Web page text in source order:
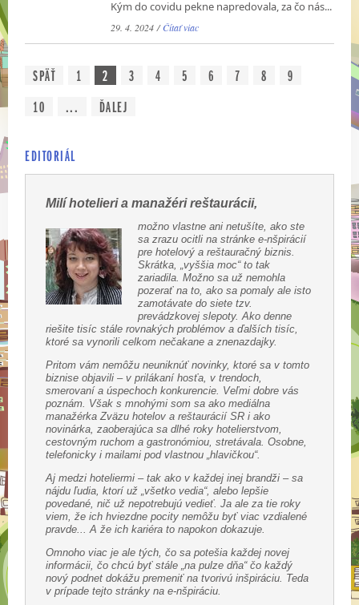
Kým do covidu pekne napredovala, za čo nás...
29. 4. 2024 /Čítať viac
SPÄŤ 1 2 3 4 5 6 7 8
9
10
... ĎALEJ
EDITORIÁL
Milí hotelieri a manažéri reštaurácii,
možno vlastne ani netušíte, ako ste
sa zrazu ocitli na stránke e-nšpirácií
pre hotelový a reštauračný biznis.
Skrátka, „vyššia moc“ to tak
zariadila. Možno sa už nemohla
pozerať na to, ako sa pomaly ale isto
zamotávate do siete tzv.
prevádzkovej slepoty. Ako denne
riešite tisíc stále rovnakých problémov a ďalších tisíc,
ktoré sa vynorili celkom nečakane a znenazdajky.
Pritom vám nemôžu neuniknúť novinky, ktoré sa v tomto
biznise objavili – v prilákaní hosťa, v trendoch,
smerovaní a úspechoch konkurencie. Veľmi dobre vás
poznám. Však s mnohými som sa ako mediálna
manažérka Zväzu hotelov a reštaurácií SR i ako
novinárka, zaoberajúca sa dlhé roky hotelierstvom,
cestovným ruchom a gastronómiou, stretávala. Osobne,
telefonicky i mailami pod vlastnou „hlavičkou“.
Aj medzi hoteliermi – tak ako v každej inej brandži – sa
nájdu ľudia, ktorí už „všetko vedia“, alebo lepšie
povedané, nič už nepotrebujú vedieť. Ja ale za tie roky
viem, že ich hviezdne pocity nemôžu byť viac vzdialené
pravde... A že ich kariéra to napokon dokazuje.
Omnoho viac je ale tých, čo sa potešia každej novej
informácii, čo chcú byť stále „na pulze dňa“ čo každý
nový podnet dokážu premeniť na tvorivú inšpiráciu. Teda
v prípade tejto stránky na e-nšpiráciu.